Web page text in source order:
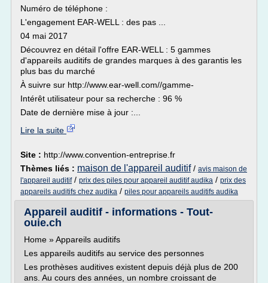
Numéro de téléphone :
L'engagement EAR-WELL : des pas ...
04 mai 2017
Découvrez en détail l'offre EAR-WELL : 5 gammes
d'appareils auditifs de grandes marques à des garantis les
plus bas du marché
À suivre sur http://www.ear-well.com//gamme-
Intérêt utilisateur pour sa recherche : 96 %
Date de dernière mise à jour :...
Lire la suite
Site : http://www.convention-entreprise.fr
Thèmes liés : maison de l'appareil auditif/ avis maison de
l'appareil auditif/ prix des piles pour appareil auditif audika / prix des
appareils auditifs chez audika / piles pour appareils auditifs audika
Appareil auditif - informations - Tout-
ouie.ch
Home » Appareils auditifs
Les appareils auditifs au service des personnes
Les prothèses auditives existent depuis déjà plus de 200
ans. Au cours des années, un nombre croissant de